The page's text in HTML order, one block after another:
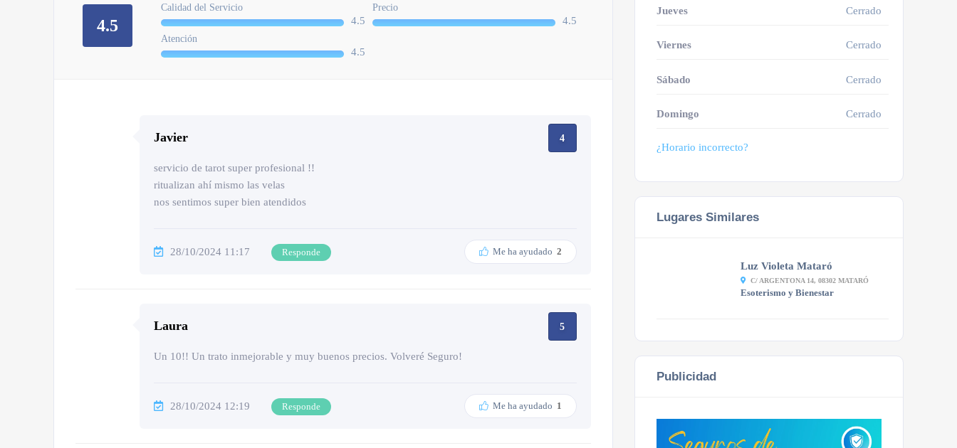
4.5
Calidad del Servicio
4.5
Precio
4.5
Atención
4.5
Javier 4
servicio de tarot super profesional !!
ritualizan ahí mismo las velas
nos sentimos super bien atendidos
28/10/2024 11:17 Responde Me ha ayudado 2
Laura 5
Un 10!! Un trato inmejorable y muy buenos precios. Volveré Seguro!
28/10/2024 12:19 Responde Me ha ayudado 1
Jueves Cerrado
Viernes Cerrado
Sábado Cerrado
Domingo Cerrado
¿Horario incorrecto?
Lugares Similares
Luz Violeta Mataró
C/ ARGENTONA 14, 08302 MATARÓ
Esoterismo y Bienestar
Publicidad